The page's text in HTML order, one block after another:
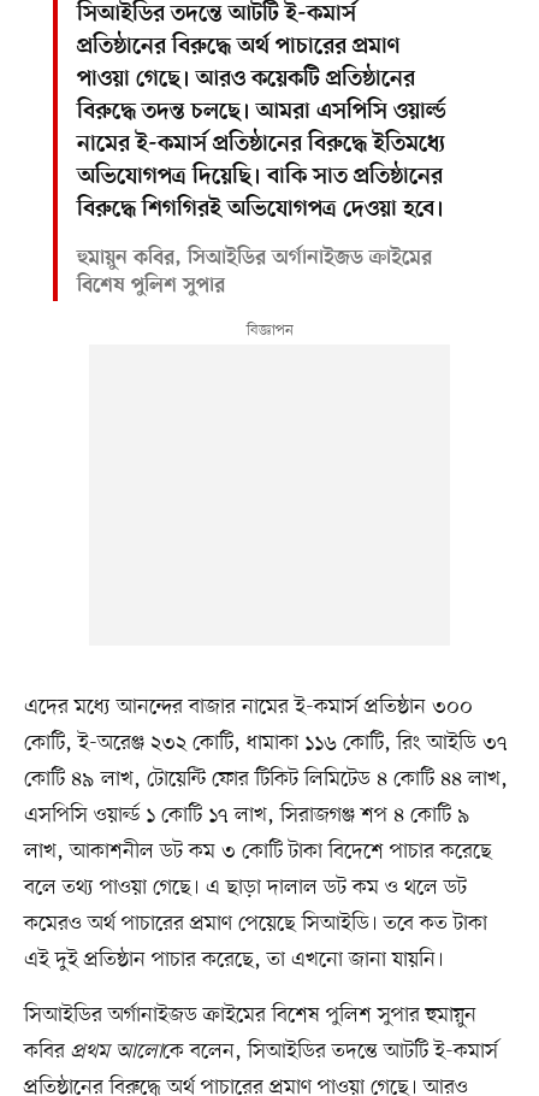
সিআইডির তদন্তে আটটি ই-কমার্স
প্রতিষ্ঠানের বিরুদ্ধে অর্থ পাচারের প্রমাণ
পাওয়া গেছে। আরও কয়েকটি প্রতিষ্ঠানের
বিরুদ্ধে তদন্ত চলছে। আমরা এসপিসি ওয়ার্ল্ড
নামের ই-কমার্স প্রতিষ্ঠানের বিরুদ্ধে ইতিমধ্যে
অভিযোগপত্র দিয়েছি। বাকি সাত প্রতিষ্ঠানের
বিরুদ্ধে শিগগিরই অভিযোগপত্র দেওয়া হবে।
হুমায়ুন কবির, সিআইডির অর্গানাইজড ক্রাইমের
বিশেষ পুলিশ সুপার
এদের মধ্যে আনন্দের বাজার নামের ই-কমার্স প্রতিষ্ঠান ৩০০
কোটি, ই-অরেঞ্জ ২৩২ কোটি, ধামাকা ১১৬ কোটি, রিং আইডি ৩৭
কোটি ৪৯ লাখ, টোয়েন্টি ফোর টিকিট লিমিটেড ৪ কোটি ৪৪ লাখ,
এসপিসি ওয়ার্ল্ড ১ কোটি ১৭ লাখ, সিরাজগঞ্জ শপ ৪ কোটি ৯
লাখ, আকাশনীল ডট কম ৩ কোটি টাকা বিদেশে পাচার করেছে
বলে তথ্য পাওয়া গেছে। এ ছাড়া দালাল ডট কম ও থলে ডট
কমেরও অর্থ পাচারের প্রমাণ পেয়েছে সিআইডি। তবে কত টাকা
এই দুই প্রতিষ্ঠান পাচার করেছে, তা এখনো জানা যায়নি।
সিআইডির অর্গানাইজড ক্রাইমের বিশেষ পুলিশ সুপার হুমায়ুন
কবির প্রথম আলোকে বলেন, সিআইডির তদন্তে আটটি ই-কমার্স
প্রতিষ্ঠানের বিরুদ্ধে অর্থ পাচারের প্রমাণ পাওয়া গেছে। আরও